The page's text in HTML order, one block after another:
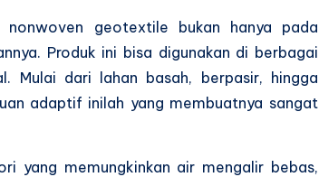
nonwoven geotextile bukan hanya pada
Produk ini bisa digunakan di berbagai
Mulai dari lahan basah, berpasir, hingga
adaptif inilah yang membuatnya sangat
yang memungkinkan air mengalir bebas,